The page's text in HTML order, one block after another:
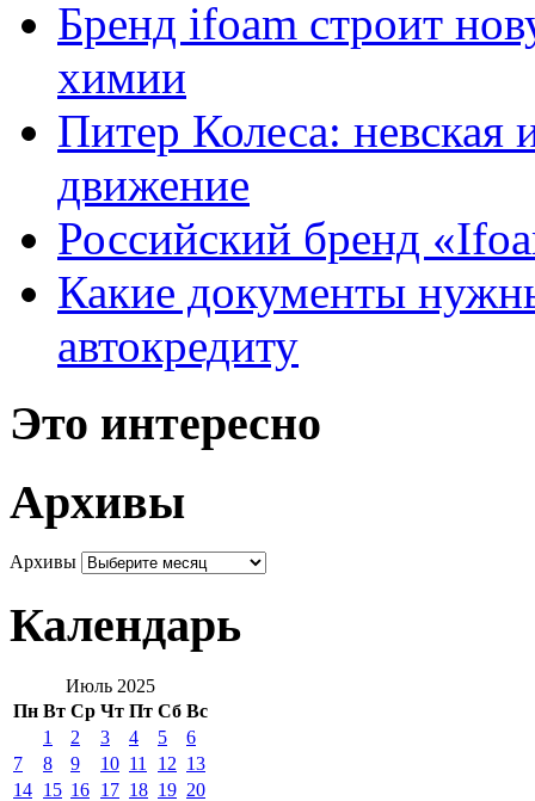
Бренд ifoam строит
химии
Питер Колеса: невская
движение
Российский бренд
Какие документы
автокредиту
Это интересно
Архивы
Архивы
Календарь
Июль 2025
Пн Вт Ср Чт Пт Сб Вс
1 2 3 4 5
6
7
8 9 10 11 12 13
14 15 16 17 18 19 20